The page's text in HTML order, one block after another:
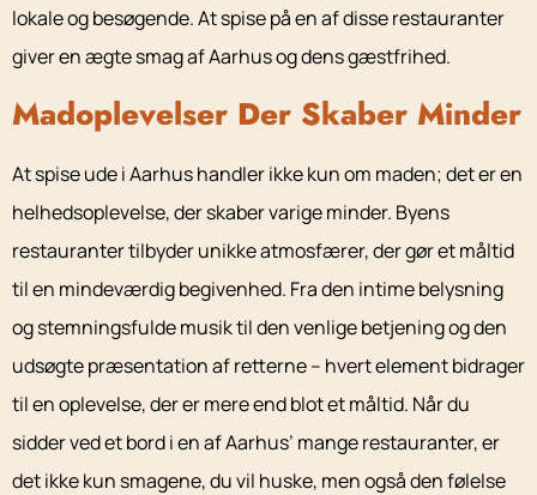
lokale og besøgende. At spise på en af disse restauranter
giver en ægte smag af Aarhus og dens gæstfrihed.
Madoplevelser Der Skaber Minder
At spise ude i Aarhus handler ikke kun om maden; det er en
helhedsoplevelse, der skaber varige minder. Byens
restauranter tilbyder unikke atmosfærer, der gør et måltid
til en mindeværdig begivenhed. Fra den intime belysning
og stemningsfulde musik til den venlige betjening og den
udsøgte præsentation af retterne – hvert element bidrager
til en oplevelse, der er mere end blot et måltid. Når du
sidder ved et bord i en af Aarhus’ mange restauranter, er
det ikke kun smagene, du vil huske, men også den følelse